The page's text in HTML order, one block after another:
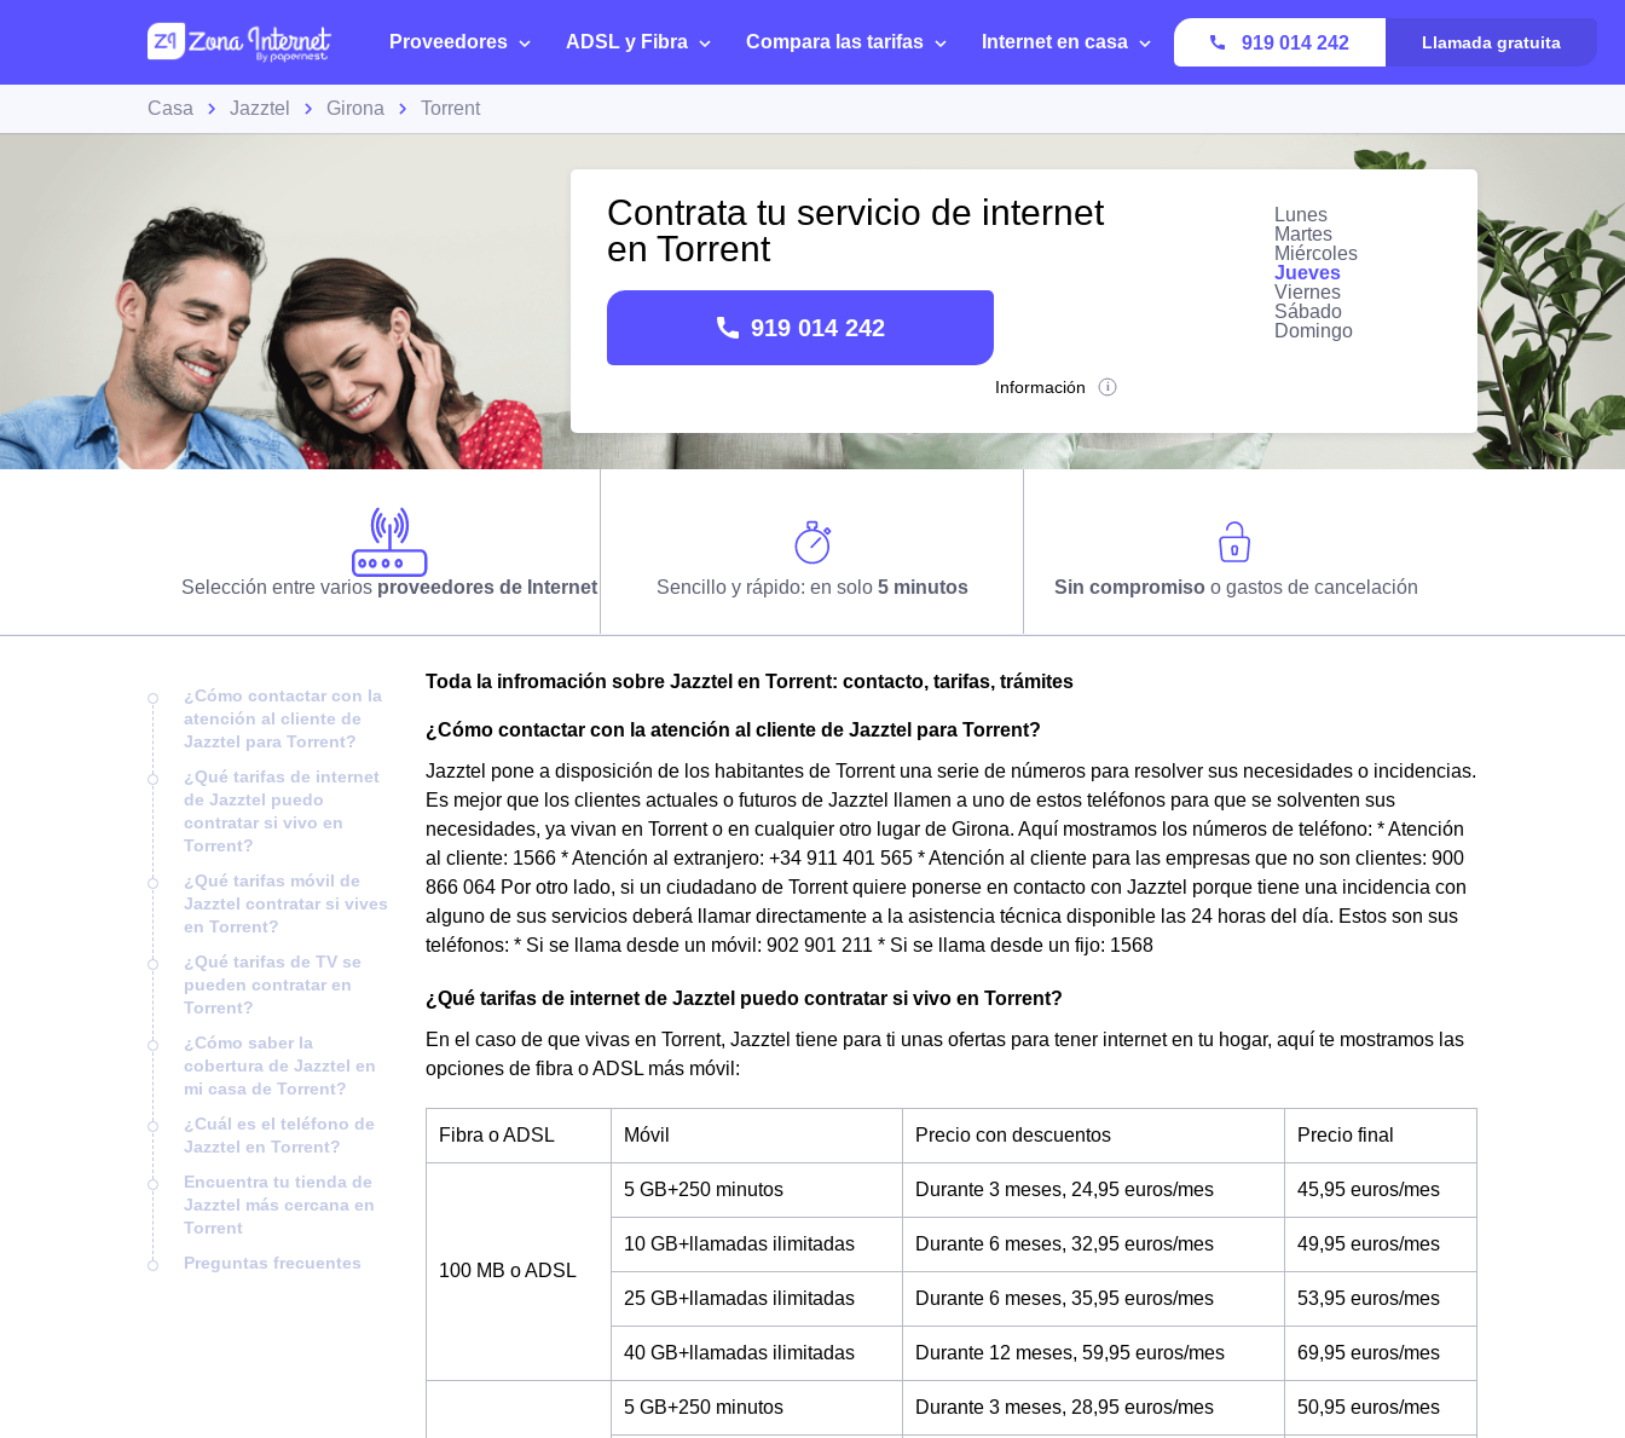
Proveedores ADSL y Fibra Compara las tarifas Internet en casa 919 014 242 Llamada gratuita
Casa Jazztel Girona Torrent
Contrata tu servicio de internet
en Torrent
919 014 242
Información
Lunes
Martes
Miércoles
Jueves
Viernes
Sábado
Domingo
Selección entre varios proveedores de Internet Sencillo y rápido: en solo 5 minutos Sin compromiso o gastos de cancelación
¿Cómo contactar con la
atención al cliente de
Jazztel para Torrent?
¿Qué tarifas de internet
de Jazztel puedo
contratar si vivo en
Torrent?
¿Qué tarifas móvil de
Jazztel contratar si vives
en Torrent?
¿Qué tarifas de TV se
pueden contratar en
Torrent?
¿Cómo saber la
cobertura de Jazztel en
mi casa de Torrent?
¿Cuál es el teléfono de
Jazztel en Torrent?
Encuentra tu tienda de
Jazztel más cercana en
Torrent
Preguntas frecuentes
Toda la infromación sobre Jazztel en Torrent: contacto, tarifas, trámites
¿Cómo contactar con la atención al cliente de Jazztel para Torrent?
Jazztel pone a disposición de los habitantes de Torrent una serie de números para resolver sus necesidades o incidencias.
Es mejor que los clientes actuales o futuros de Jazztel llamen a uno de estos teléfonos para que se solventen sus
necesidades, ya vivan en Torrent o en cualquier otro lugar de Girona. Aquí mostramos los números de teléfono: * Atención
al cliente: 1566 * Atención al extranjero: +34 911 401 565 * Atención al cliente para las empresas que no son clientes: 900
866 064 Por otro lado, si un ciudadano de Torrent quiere ponerse en contacto con Jazztel porque tiene una incidencia con
alguno de sus servicios deberá llamar directamente a la asistencia técnica disponible las 24 horas del día. Estos son sus
teléfonos: * Si se llama desde un móvil: 902 901 211 * Si se llama desde un fijo: 1568
¿Qué tarifas de internet de Jazztel puedo contratar si vivo en Torrent?
En el caso de que vivas en Torrent, Jazztel tiene para ti unas ofertas para tener internet en tu hogar, aquí te mostramos las
opciones de fibra o ADSL más móvil:
Fibra o ADSL Móvil Precio con descuentos Precio final
100 MB o ADSL
5 GB+250 minutos Durante 3 meses, 24,95 euros/mes 45,95 euros/mes
10 GB+llamadas ilimitadas Durante 6 meses, 32,95 euros/mes 49,95 euros/mes
25 GB+llamadas ilimitadas Durante 6 meses, 35,95 euros/mes 53,95 euros/mes
40 GB+llamadas ilimitadas Durante 12 meses, 59,95 euros/mes 69,95 euros/mes
5 GB+250 minutos Durante 3 meses, 28,95 euros/mes 50,95 euros/mes